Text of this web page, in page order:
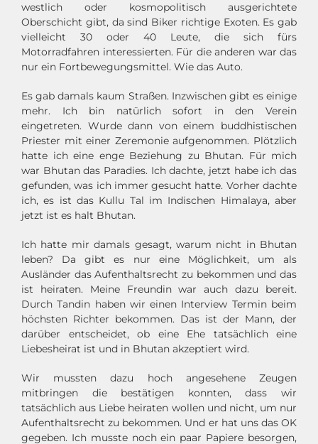
westlich oder kosmopolitisch ausgerichtete
Oberschicht gibt, da sind Biker richtige Exoten. Es gab
vielleicht 30 oder 40 Leute, die sich fürs
Motorradfahren interessierten. Für die anderen war das
nur ein Fortbewegungsmittel. Wie das Auto.
Es gab damals kaum Straßen. Inzwischen gibt es einige
mehr. Ich bin natürlich sofort in den Verein
eingetreten. Wurde dann von einem buddhistischen
Priester mit einer Zeremonie aufgenommen. Plötzlich
hatte ich eine enge Beziehung zu Bhutan. Für mich
war Bhutan das Paradies. Ich dachte, jetzt habe ich das
gefunden, was ich immer gesucht hatte. Vorher dachte
ich, es ist das Kullu Tal im Indischen Himalaya, aber
jetzt ist es halt Bhutan.
Ich hatte mir damals gesagt, warum nicht in Bhutan
leben? Da gibt es nur eine Möglichkeit, um als
Ausländer das Aufenthaltsrecht zu bekommen und das
ist heiraten. Meine Freundin war auch dazu bereit.
Durch Tandin haben wir einen Interview Termin beim
höchsten Richter bekommen. Das ist der Mann, der
darüber entscheidet, ob eine Ehe tatsächlich eine
Liebesheirat ist und in Bhutan akzeptiert wird.
Wir mussten dazu hoch angesehene Zeugen
mitbringen die bestätigen konnten, dass wir
tatsächlich aus Liebe heiraten wollen und nicht, um nur
Aufenthaltsrecht zu bekommen. Und er hat uns das OK
gegeben. Ich musste noch ein paar Papiere besorgen,